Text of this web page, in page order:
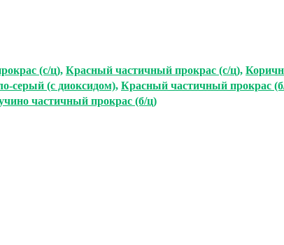
(с/ц), Красный частичный прокрас (с/ц),
серый (с диоксидом), Красный частичный прокрас
частичный прокрас (б/ц)